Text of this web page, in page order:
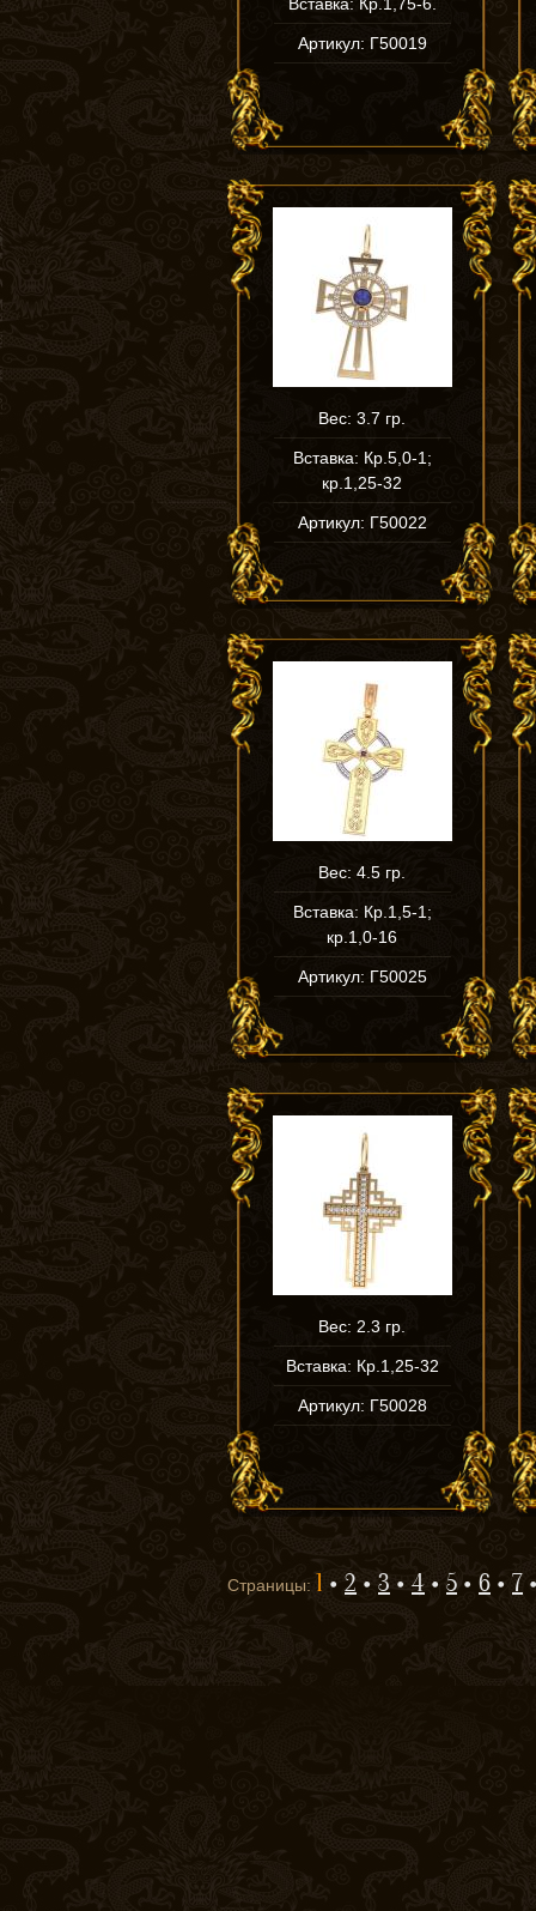
Артикул: Г50019
Вес: 3.7 гр.
Вставка: Кр.5,0-1;
кр.1,25-32
Артикул: Г50022
Вес: 4.5 гр.
Вставка: Кр.1,5-1;
кр.1,0-16
Артикул: Г50025
Вес: 2.3 гр.
Вставка: Кр.1,25-32
Артикул: Г50028
Страницы: 1 2 3 4 5 6 7